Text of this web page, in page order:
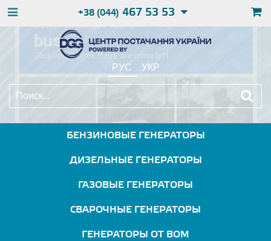
+38 (044) 467 53 53
РУС УКР
БЕНЗИНОВЫЕ ГЕНЕРАТОРЫ
ДИЗЕЛЬНЫЕ ГЕНЕРАТОРЫ
ГАЗОВЫЕ ГЕНЕРАТОРЫ
СВАРОЧНЫЕ ГЕНЕРАТОРЫ
ГЕНЕРАТОРЫ ОТ ВОМ